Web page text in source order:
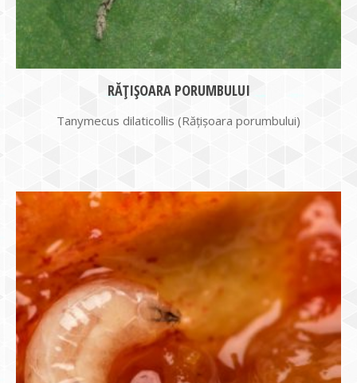
RĂŢIŞOARA PORUMBULUI
Tanymecus dilaticollis (Răţişoara porumbului)